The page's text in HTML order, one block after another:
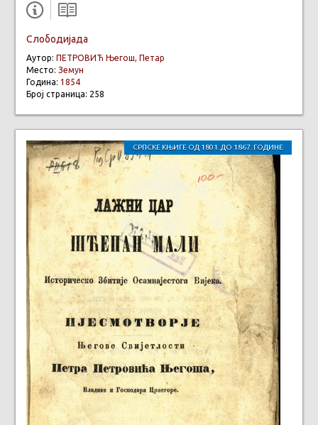
Слободијада
Аутор: ПЕТРОВИЋ Његош, Петар
Место: Земун
Година: 1854
Број страница: 258
СРПСКЕ КЊИГЕ ОД 1801. ДО 1867. ГОДИНЕ